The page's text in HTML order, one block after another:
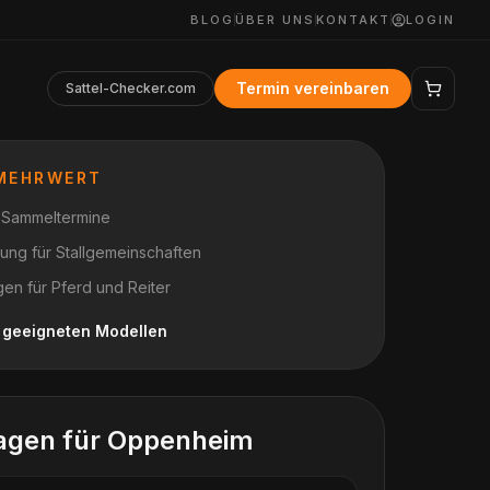
BLOG ÜBER UNS KONTAKT LOGIN
Sattel-Checker.com Termin vereinbaren
für Stallgemeinschaften
für Pferd und Reiter
Modellen
für Oppenheim